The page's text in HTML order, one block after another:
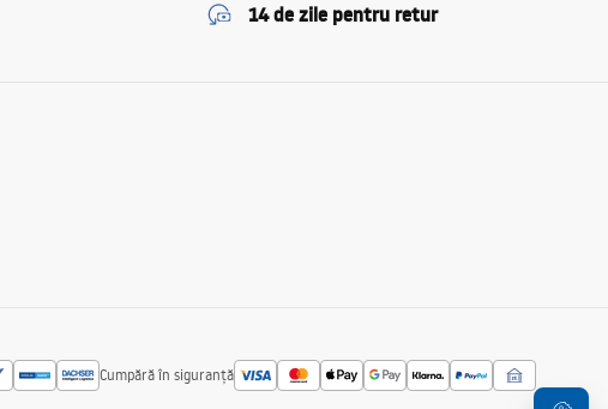
14 de zile pentru retur
Cumpără în siguranță